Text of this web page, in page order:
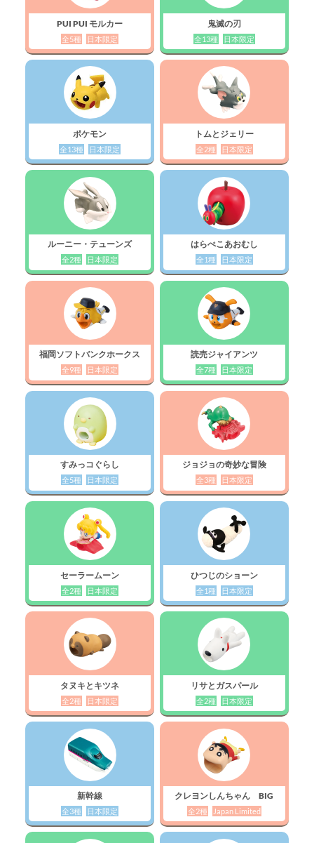
PUI PUI モルカー
全5種 日本限定
鬼滅の刃
全13種 日本限定
ポケモン
全13種 日本限定
トムとジェリー
全2種 日本限定
ルーニー・テューンズ
全2種 日本限定
はらぺこあおむし
全1種 日本限定
福岡ソフトバンクホークス
全9種 日本限定
読売ジャイアンツ
全7種 日本限定
すみっコぐらし
全5種 日本限定
ジョジョの奇妙な冒険
全3種 日本限定
セーラームーン
全2種 日本限定
ひつじのショーン
全1種 日本限定
タヌキとキツネ
全2種 日本限定
リサとガスパール
全2種 日本限定
新幹線
全3種 日本限定
クレヨンしんちゃん BIG
全2種 Japan Limited